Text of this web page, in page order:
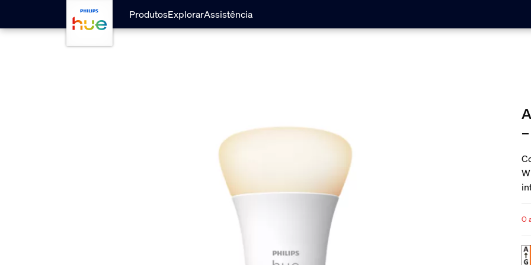
Passar para o conteúdo principal
ProdutosExplorarAssistência
O